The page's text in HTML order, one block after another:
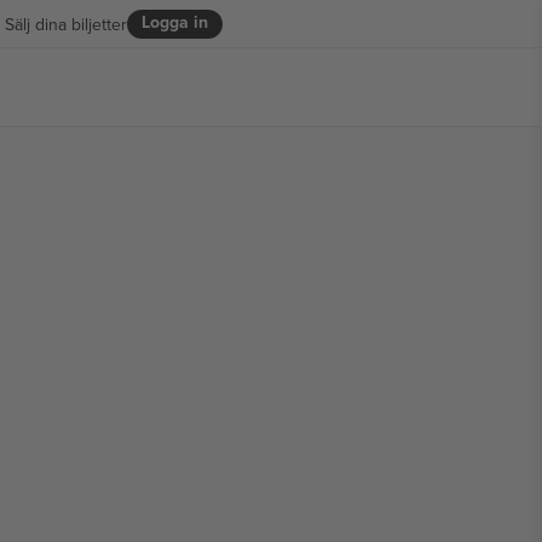
Logga in
Sälj dina biljetter